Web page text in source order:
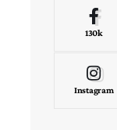
130k
Instagram